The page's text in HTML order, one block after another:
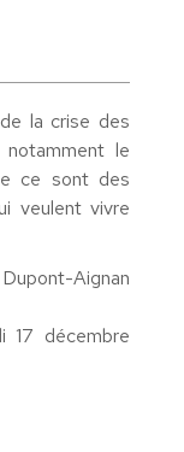
la crise des
le
ce sont des
veulent vivre
Aignan
17 décembre